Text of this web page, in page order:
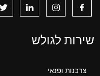
שירות לגולש
צרכנות ופנאי